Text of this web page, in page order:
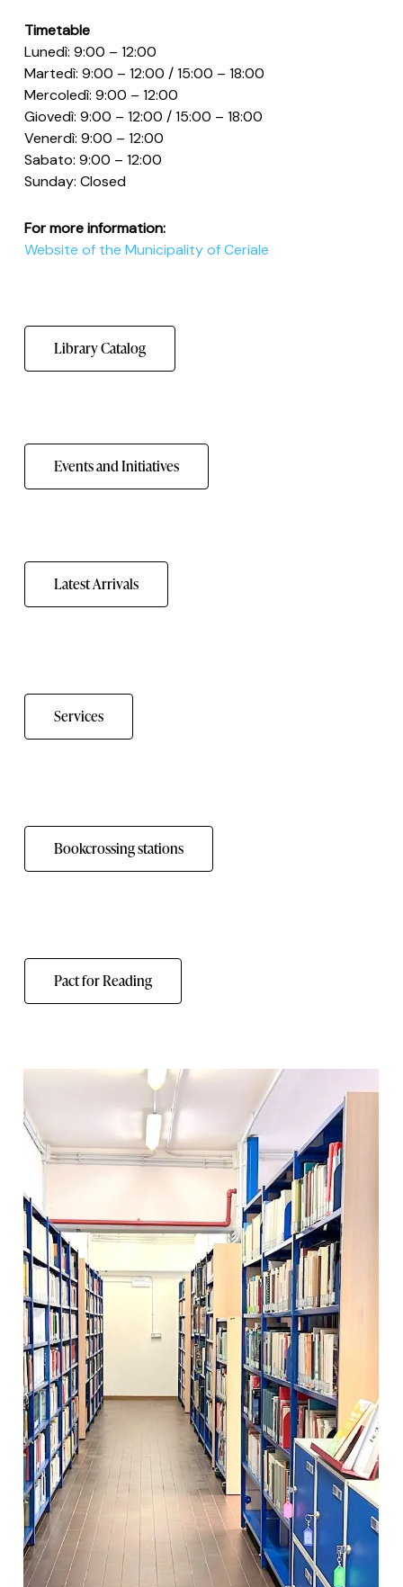
Timetable
Lunedì: 9:00 – 12:00
Martedì: 9:00 – 12:00 / 15:00 – 18:00
Mercoledì: 9:00 – 12:00
Giovedì: 9:00 – 12:00 / 15:00 – 18:00
Venerdì: 9:00 – 12:00
Sabato: 9:00 – 12:00
Sunday: Closed
For more information:
Website of the Municipality of Ceriale
Library Catalog
Events and Initiatives
Latest Arrivals
Services
Bookcrossing stations
Pact for Reading